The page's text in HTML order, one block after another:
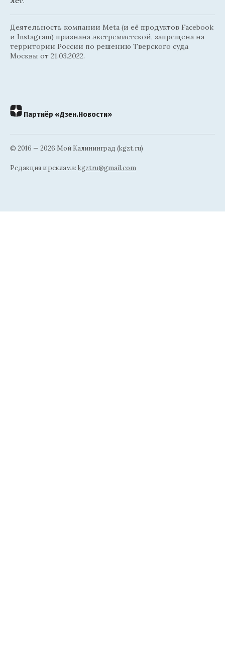
Деятельность компании Meta (и её продуктов Facebook
и Instagram) признана экстремистской, запрещена на
территории России по решению Тверского суда
Москвы от 21.03.2022.
Партнёр «Дзен.Новости»
© 2016 — 2026 Мой Калининград (kgzt.ru)
Редакция и реклама: kgztru@gmail.com